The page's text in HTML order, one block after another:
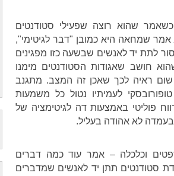
שהוא רוצה שפעילי סטודנטים
אמר שמחאה היא כמובן "דבר לגיטימי",
לתת יד לאנשים שבשעה כזו מפגינים
חושב שאגודות הסטודנטים מימנו
ראיה לכך שאכן זה המצב. מתגנב
לעמיתיו נטול כל משמעות
פוליטי באמצעות דה לגיטימציה של
בעמדה לא אהודה בעליל.
וכלכלה – אמר עוד כמה דברים
סטודנטים תתן יד לאנשים שמדברים